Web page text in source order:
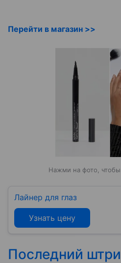
Перейти в магазин >>
Нажми на фото, чтобы
Лайнер для глаз
Узнать цену
Последний